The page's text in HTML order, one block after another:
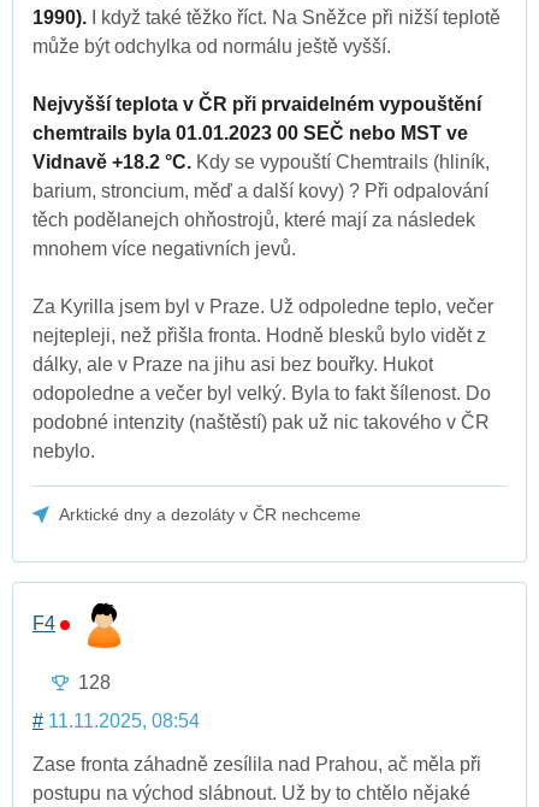
1990). I když také těžko říct. Na Sněžce při nižší teplotě
může být odchylka od normálu ještě vyšší.
Nejvyšší teplota v ČR při prvaidelném vypouštění
chemtrails byla 01.01.2023 00 SEČ nebo MST ve
Vidnavě +18.2 °C. Kdy se vypouští Chemtrails (hliník,
barium, stroncium, měď a další kovy) ? Při odpalování
těch podělanejch ohňostrojů, které mají za následek
mnohem více negativních jevů.
Za Kyrilla jsem byl v Praze. Už odpoledne teplo, večer
nejtepleji, než přišla fronta. Hodně blesků bylo vidět z
dálky, ale v Praze na jihu asi bez bouřky. Hukot
odopoledne a večer byl velký. Byla to fakt šílenost. Do
podobné intenzity (naštěstí) pak už nic takového v ČR
nebylo.
Arktické dny a dezoláty v ČR nechceme
F4
128
# 11.11.2025, 08:54
Zase fronta záhadně zesílila nad Prahou, ač měla při
postupu na východ slábnout. Už by to chtělo nějaké